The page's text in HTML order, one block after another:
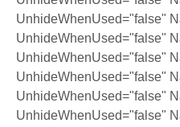
UnhideWhenUsed="false"
UnhideWhenUsed="false"
UnhideWhenUsed="false"
UnhideWhenUsed="false"
UnhideWhenUsed="false"
UnhideWhenUsed="false"